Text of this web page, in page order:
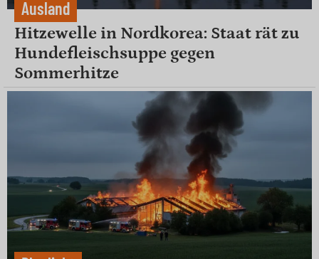
Ausland
Hitzewelle in Nordkorea: Staat rät zu
Hundefleischsuppe gegen
Sommerhitze